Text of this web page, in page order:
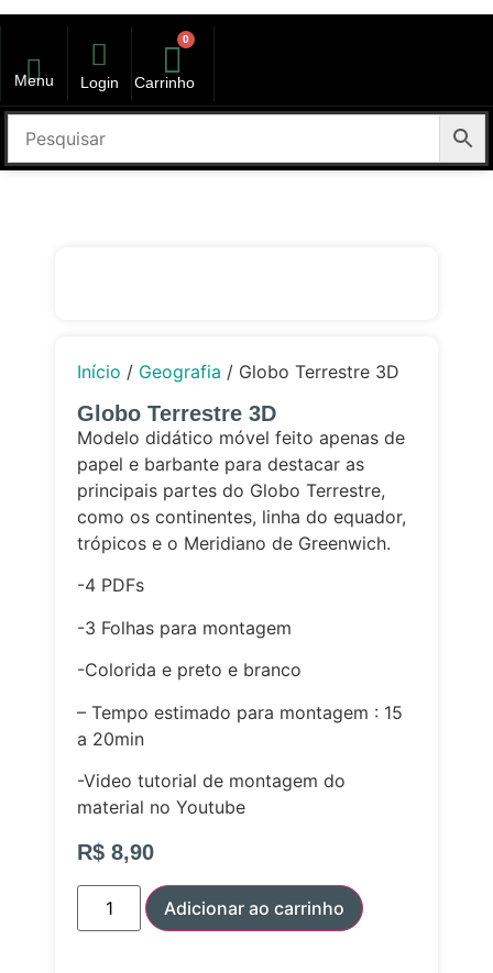
Menu Login
0
Carrinho
Início / Geografia / Globo Terrestre 3D
Globo Terrestre 3D
Modelo didático móvel feito apenas de
papel e barbante para destacar as
principais partes do Globo Terrestre,
como os continentes, linha do equador,
trópicos e o Meridiano de Greenwich.
-4 PDFs
-3 Folhas para montagem
-Colorida e preto e branco
– Tempo estimado para montagem : 15
a 20min
-Video tutorial de montagem do
material no Youtube
R$ 8,90
Adicionar ao carrinho